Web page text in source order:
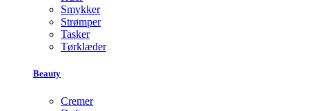
Smykker
Strømper
Tasker
Tørklæder
Beauty
Cremer